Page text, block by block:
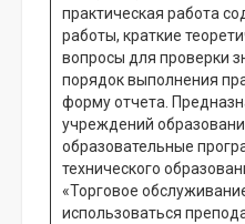
практическая работа
работы, краткие
вопросы для проверки
порядок выполнения
форму отчета.
учреждений
образовательные
технического
«Торговое
использоваться